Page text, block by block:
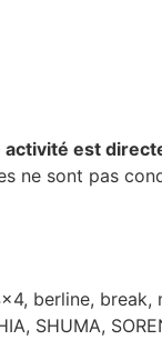
activité est
ne sont pas
berline, break,
SHUMA,